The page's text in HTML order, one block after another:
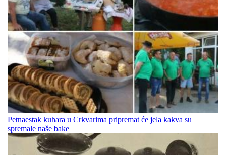
Petnaestak kuhara u Crkvarima pripremat će jela kakva su
spremale naše bake